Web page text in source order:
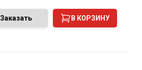
Заказать В КОРЗИНУ